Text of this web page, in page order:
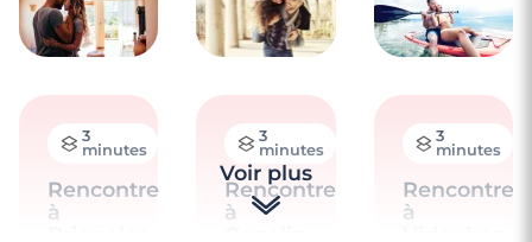
3
minutes
Rencontre
à
3
minutes
Rencontre
à
3
minutes
Rencontre
à
Voir plus